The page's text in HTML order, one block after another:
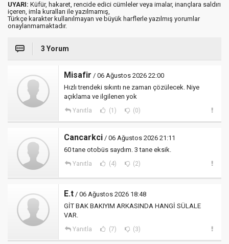
UYARI: Küfür, hakaret, rencide edici cümleler veya imalar, inançlara saldırı
içeren, imla kuralları ile yazılmamış,
Türkçe karakter kullanılmayan ve büyük harflerle yazılmış yorumlar
onaylanmamaktadır.
3 Yorum
Misafir / 06 Ağustos 2026 22:00
Hızlı trendeki sıkıntı ne zaman çözülecek. Niye
açıklama ve ilgilenen yok
Yanıtla (1) (0)
Cancarkci / 06 Ağustos 2026 21:11
60 tane otobüs saydım. 3 tane eksik.
Yanıtla (4) (2)
E.t / 06 Ağustos 2026 18:48
GİT BAK BAKIYIM ARKASINDA HANGİ SÜLALE
VAR.
Yanıtla (7) (3)